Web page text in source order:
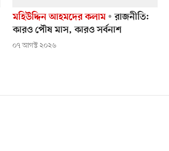
মহিউদ্দিন আহমদের কলাম
রাজনীতি:
কারও পৌষ মাস, কারও সর্বনাশ
০৭ আগস্ট ২০২৬